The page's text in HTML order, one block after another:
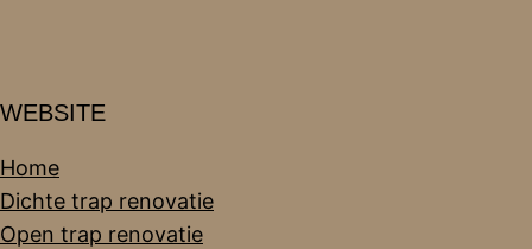
WEBSITE
Home
Dichte trap renovatie
Open trap renovatie